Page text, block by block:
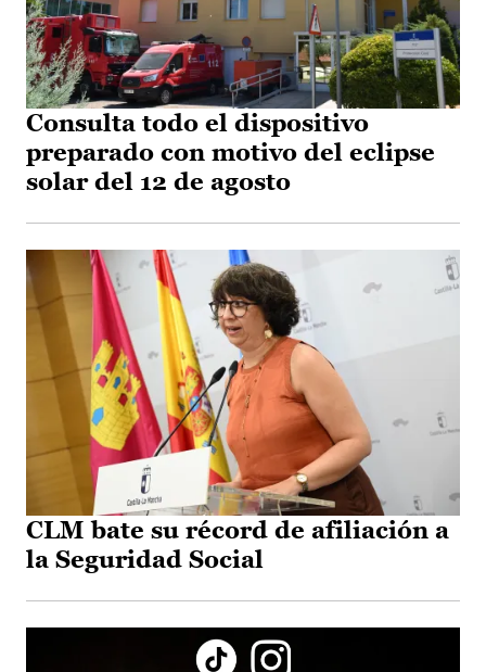
Consulta todo el dispositivo
preparado con motivo del eclipse
solar del 12 de agosto
CLM bate su récord de afiliación a
la Seguridad Social